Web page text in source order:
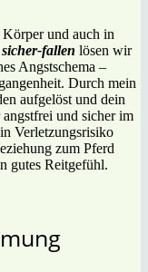
Körper und auch in
sicher-fallen lösen wir
Angstschema –
Durch mein
aufgelöst und dein
und sicher im
Verletzungsrisiko
zum Pferd
gutes Reitgefühl.